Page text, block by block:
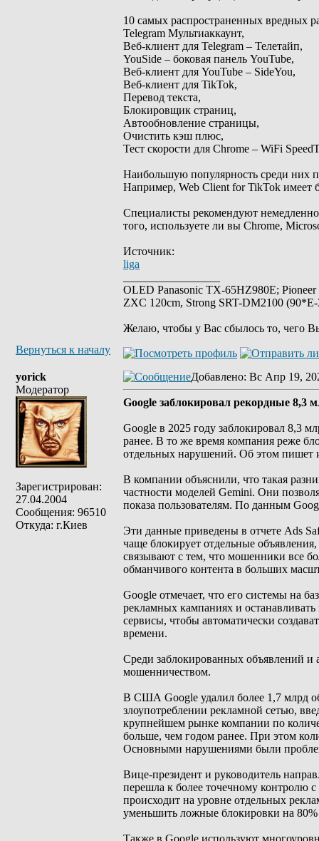
10 самых распространенных вредных
Telegram Мультиаккаунт,
Веб-клиент для Telegram – Телетайп,
YouSide – боковая панель YouTube,
Веб-клиент для YouTube – SideYou,
Веб-клиент для TikTok,
Перевод текста,
Блокировщик страниц,
Автообновление страницы,
Очистить кэш плюс,
Тест скорости для Chrome – WiFi
Наибольшую популярность среди них
Например, Web Client for TikTok имеет
Специалисты рекомендуют
того, используете ли вы Chrome,
Источник:
liga
OLED Panasonic TX-65HZ980E;
ZXC 120cm, Strong SRT-DM2100
Желаю, чтобы у Вас сбылось то, чего
Вернуться к началу
yorick
Модератор
Зарегистрирован:
27.04.2004
Сообщения: 96510
Откуда: г.Киев
Добавлено: Вс Апр 19,
Google заблокировал рекордные 8,3
Google в 2025 году заблокировал 8,3
ранее. В то же время компания реже
отдельных нарушений. Об этом пишет
В компании объяснили, что такая
частности моделей Gemini. Они
показа пользователям. По данным
Эти данные приведены в отчете Ads
чаще блокирует отдельные
связывают с тем, что мошенники все
обманчивого контента в больших
Google отмечает, что его системы на
рекламных кампаниях и
сервисы, чтобы автоматически
времени.
Среди заблокированных объявлений и
мошенничеством.
В США Google удалил более 1,7 млрд
злоупотреблении рекламной сетью,
крупнейшем рынке компании по
больше, чем годом ранее. При этом
Основными нарушениями были
Вице-президент и руководитель
перешла к более точечному контролю
происходит на уровне отдельных
уменьшить ложные блокировки на 80%
Также в Google используют